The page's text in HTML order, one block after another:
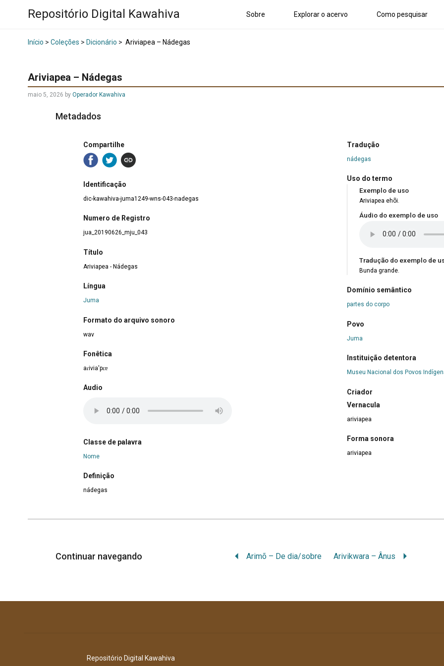
Repositório Digital Kawahiva Sobre Explorar o acervo Como pesquisar
Início > Coleções > Dicionário > Ariviapea – Nádegas
Ariviapea – Nádegas
maio 5, 2026 by Operador Kawahiva
Metadados
Compartilhe
Identificação
dic-kawahiva-juma1249-wns-043-nadegas
Numero de Registro
jua_20190626_mju_043
Título
Ariviapea - Nádegas
Língua
Juma
Formato do arquivo sonoro
wav
Fonêtica
aɾivia'pɛɐ
Audio
Classe de palavra
Nome
Definição
nádegas
Tradução
nádegas
Uso do termo
Exemplo de uso
Ariviapea ehõi.
Áudio do exemplo de uso
Tradução do exemplo de
Bunda grande.
Domínio semântico
partes do corpo
Povo
Juma
Instituição detentora
Museu Nacional dos Povos
Criador
Vernacula
ariviapea
Forma sonora
ariviapea
Continuar navegando Arimõ – De dia/sobre Arivikwara – Ânus
Repositório Digital Kawahiva